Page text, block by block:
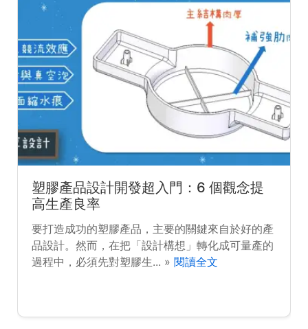
塑膠產品設計開發超入門：6 個觀念提
高生產良率
要打造成功的塑膠產品，主要的關鍵來自於好的產
品設計。然而，在把「設計構想」轉化成可量產的
過程中，必須先對塑膠生... » 閱讀全文